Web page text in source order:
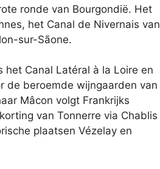
ronde van Bourgondië. Het
het Canal de Nivernais van
sur-Sãone.
het Canal Latéral à la Loire en
de beroemde wijngaarden van
Mâcon volgt Frankrijks
van Tonnerre via Chablis
plaatsen Vézelay en